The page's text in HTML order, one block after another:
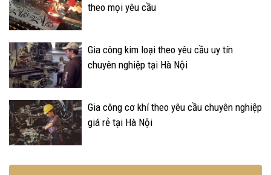
theo mọi yêu cầu
Gia công kim loại theo yêu cầu uy tín
chuyên nghiệp tại Hà Nội
Gia công cơ khí theo yêu cầu chuyên nghiệp
giá rẻ tại Hà Nội